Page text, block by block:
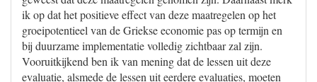
ik op dat het positieve effect van deze maatregelen op het
groeipotentieel van de Griekse economie pas op termijn en
bij duurzame implementatie volledig zichtbaar zal zijn.
Vooruitkijkend ben ik van mening dat de lessen uit deze
evaluatie, alsmede de lessen uit eerdere evaluaties, moeten